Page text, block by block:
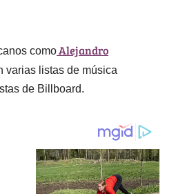
comoAlejandro
varias listas de música
de Billboard.